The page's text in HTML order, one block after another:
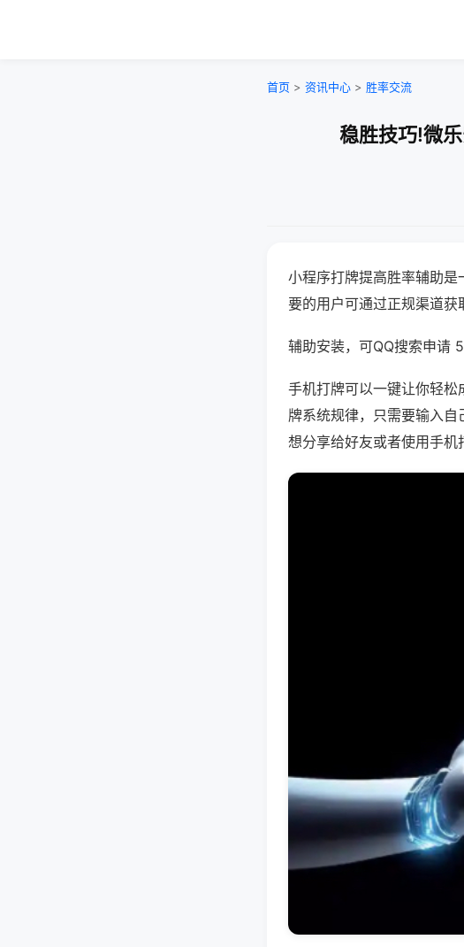
首页 > 资讯中心 > 胜率交流
稳胜技巧!微
小程序打牌提高胜率辅助是
要的用户可通过正规渠道获
辅助安装，可QQ搜索申请
手机打牌可以一键让你轻松
牌系统规律，只需要输入
想分享给好友或者使用手机